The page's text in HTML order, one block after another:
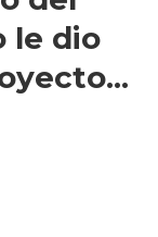
le dio